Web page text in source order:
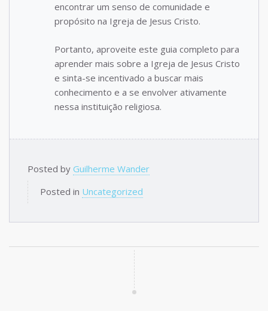
encontrar um senso de comunidade e
propósito na Igreja de Jesus Cristo.
Portanto, aproveite este guia completo para
aprender mais sobre a Igreja de Jesus Cristo
e sinta-se incentivado a buscar mais
conhecimento e a se envolver ativamente
nessa instituição religiosa.
Posted by Guilherme Wander
Posted in Uncategorized